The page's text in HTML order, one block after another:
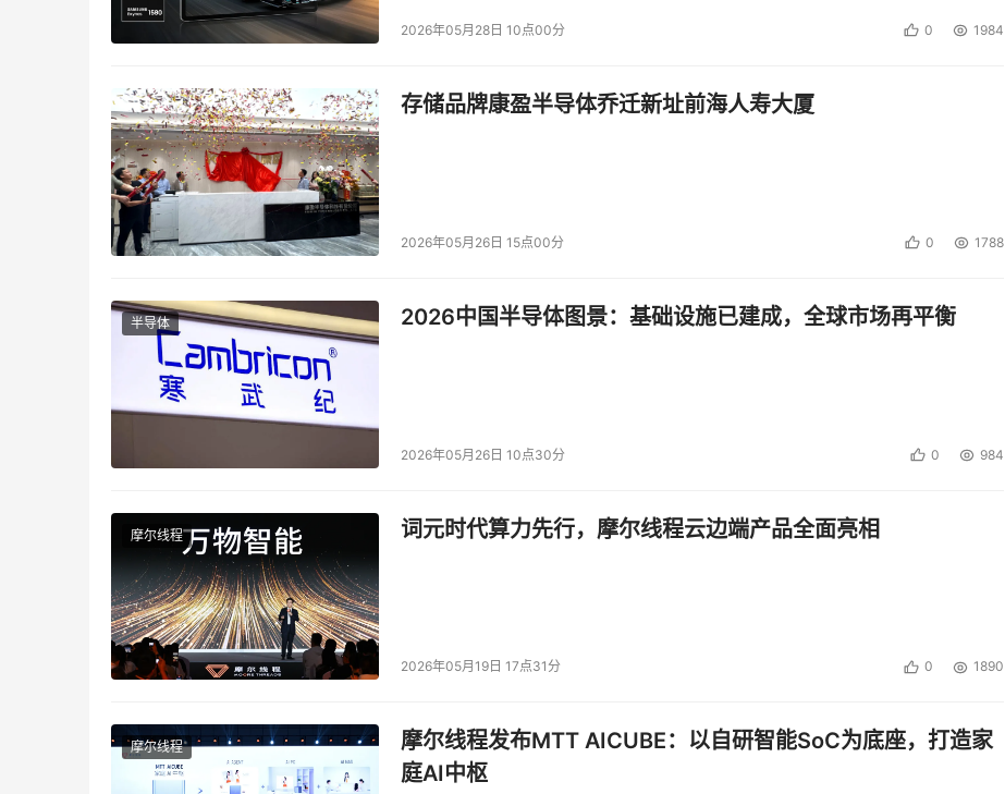
2026年05月28日 10点00分 0 1984
存储品牌康盈半导体乔迁新址前海人寿大厦
2026年05月26日 15点00分 0 1788
半导体 2026中国半导体图景：基础设施已建成，全球市场再平衡
2026年05月26日 10点30分 0 984
摩尔线程 词元时代算力先行，摩尔线程云边端产品全面亮相
2026年05月19日 17点31分 0 1890
摩尔线程
摩尔线程发布MTT AICUBE：以自研智能SoC为底座，打造家
庭AI中枢